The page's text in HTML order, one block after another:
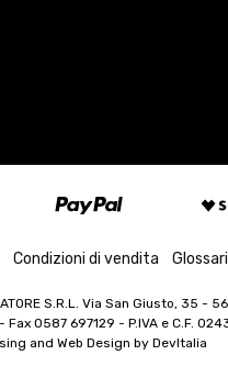
Condizioni di vendita
S.R.L. Via San Giusto, 35 -
Fax 0587 697129 - P.IVA e C.F.
and Web Design by DevItalia